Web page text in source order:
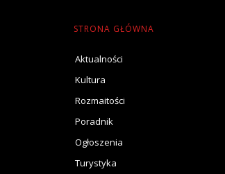
STRONA GŁÓWNA
Aktualności
Kultura
Rozmaitości
Poradnik
Ogłoszenia
Turystyka